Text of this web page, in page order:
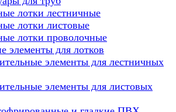
лотки лестничные
лотки листовые
лотки проволочные
элементы для лотков
элементы для лестничных
элементы для листовых